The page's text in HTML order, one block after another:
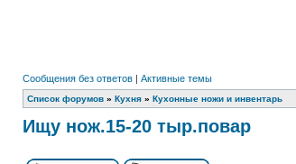
Сообщения без ответов | Активные темы
Список форумов » Кухня » Кухонные ножи и инвентарь
Ищу нож.15-20 тыр.повар